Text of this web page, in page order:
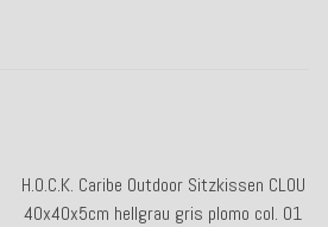
H.O.C.K. Caribe Outdoor Sitzkissen CLOU
40x40x5cm hellgrau gris plomo col. 01